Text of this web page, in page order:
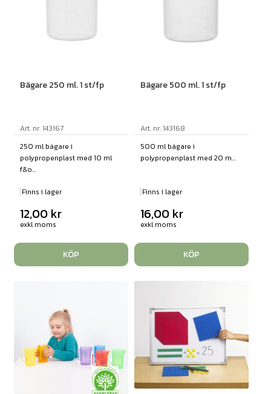
Bägare 250 ml. 1 st/fp
Art. nr: 143167
250 ml bägare i
polypropenplast med 10 ml
f&o...
Finns i lager
12,00 kr
exkl moms
KÖP
Bägare 500 ml. 1 st/fp
Art. nr: 143168
500 ml bägare i
polypropenplast med 20 m...
Finns i lager
16,00 kr
exkl moms
KÖP